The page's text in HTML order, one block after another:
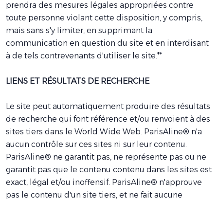
prendra des mesures légales appropriées contre
toute personne violant cette disposition, y compris,
mais sans s'y limiter, en supprimant la
communication en question du site et en interdisant
à de tels contrevenants d'utiliser le site.**
LIENS ET RÉSULTATS DE RECHERCHE
Le site peut automatiquement produire des résultats
de recherche qui font référence et/ou renvoient à des
sites tiers dans le World Wide Web. ParisAline® n'a
aucun contrôle sur ces sites ni sur leur contenu.
ParisAline® ne garantit pas, ne représente pas ou ne
garantit pas que le contenu contenu dans les sites est
exact, légal et/ou inoffensif. ParisAline® n'approuve
pas le contenu d'un site tiers, et ne fait aucune